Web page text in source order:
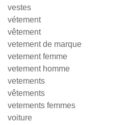
vestes
vétement
vêtement
vetement de marque
vetement femme
vetement homme
vetements
vêtements
vetements femmes
voiture